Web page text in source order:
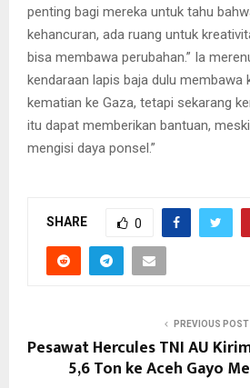
penting bagi mereka untuk tahu
kehancuran, ada ruang untuk
bisa membawa perubahan.” Ia
kendaraan lapis baja dulu membawa
kematian ke Gaza, tetapi sekarang
itu dapat memberikan bantuan,
mengisi daya ponsel.”
SHARE 0
PREVIOUS POST
Pesawat Hercules TNI AU
5,6 Ton ke Aceh Gayo